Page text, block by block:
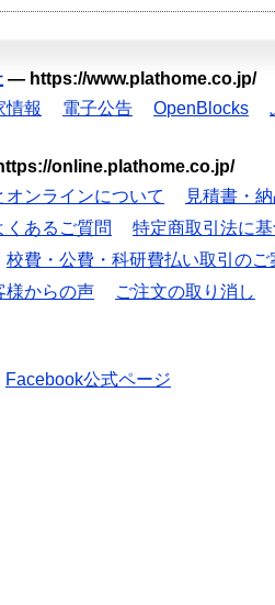
— https://www.plathome.co.jp/
情報 電子公告 OpenBlocks
online.plathome.co.jp/
オンラインについて
見積書・
くあるご質問
特定商取引法に
校費・公費・科研費払い取引のご
様からの声 ご注文の取り消し
Facebook公式ページ